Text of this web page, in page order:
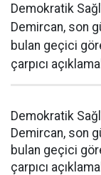
Demokratik
Demircan, son
bulan geçici
çarpıcı
Demokratik
Demircan, son
bulan geçici
çarpıcı